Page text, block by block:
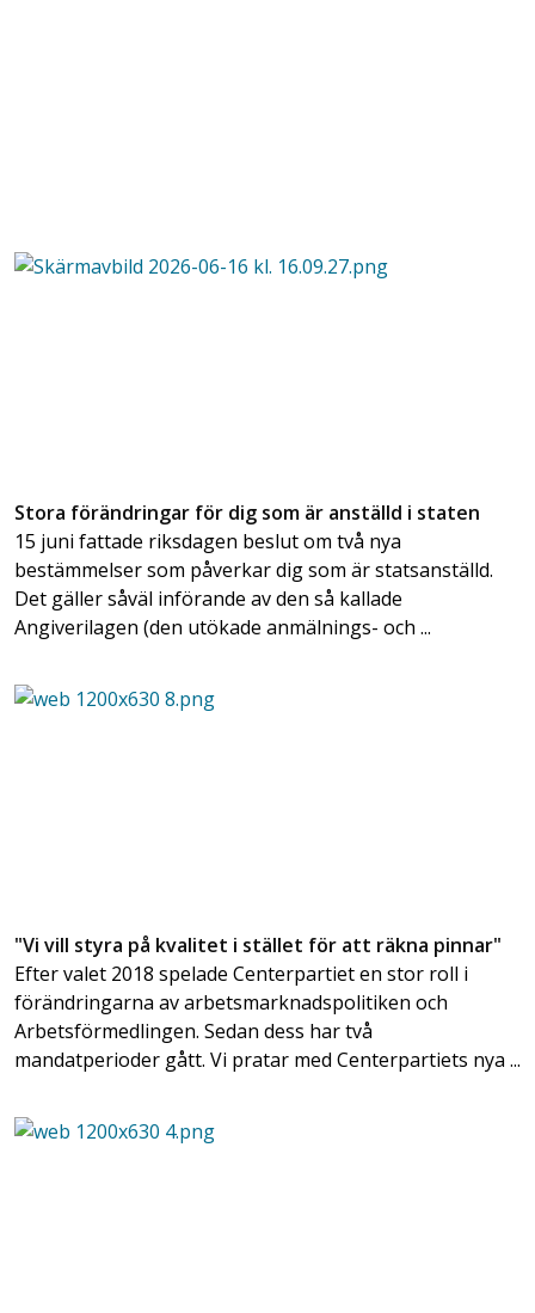
Stora förändringar för dig som är anställd i staten
15 juni fattade riksdagen beslut om två nya
bestämmelser som påverkar dig som är statsanställd.
Det gäller såväl införande av den så kallade
Angiverilagen (den utökade anmälnings- och ...
"Vi vill styra på kvalitet i stället för att räkna pinnar"
Efter valet 2018 spelade Centerpartiet en stor roll i
förändringarna av arbetsmarknadspolitiken och
Arbetsförmedlingen. Sedan dess har två
mandatperioder gått. Vi pratar med Centerpartiets nya ...